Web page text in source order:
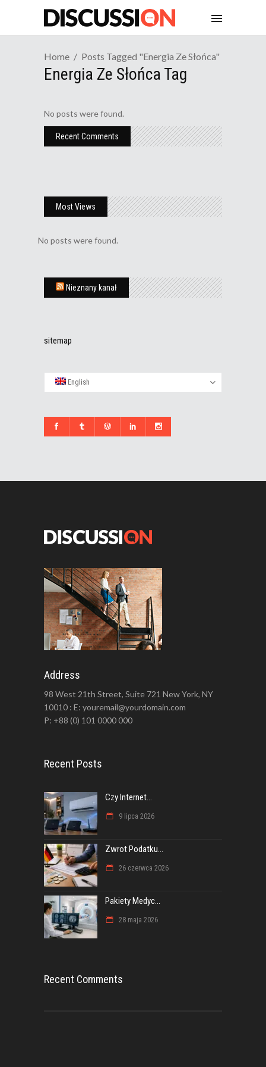
Home Posts Tagged "energia Ze Słońca"
Energia Ze Słońca Tag
No posts were found.
Recent Comments
Most Views
No posts were found.
Nieznany kanał
sitemap
English
Address
98 West 21th Street, Suite 721 New York, NY
10010 : E: youremail@yourdomain.com
P: +88 (0) 101 0000 000
Recent Posts
Czy Internet...
9 lipca 2026
Zwrot Podatku...
26 czerwca 2026
Pakiety Medyc...
28 maja 2026
Recent Comments